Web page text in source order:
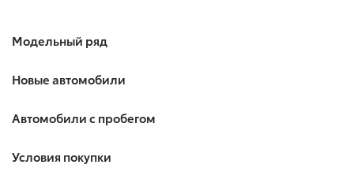
Модельный ряд
Новые автомобили
Автомобили с пробегом
Условия покупки